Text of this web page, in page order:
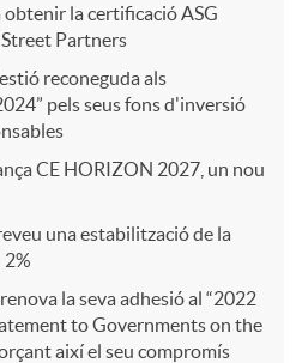
la certificació ASG
Partners
reconeguda als
pels seus fons d'inversió
CE HORIZON 2027, un nou
una estabilització de la
la seva adhesió al “2022
to Governments on the
així el seu compromís